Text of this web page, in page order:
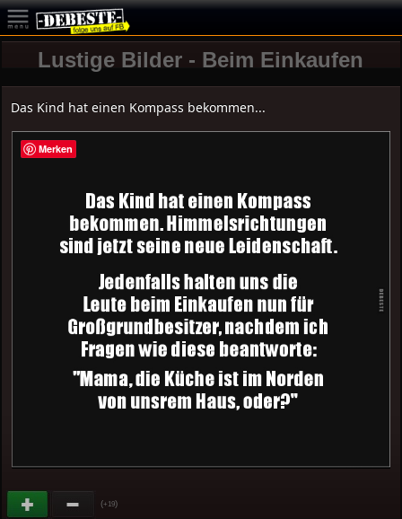
Lustige Bilder - Beim Einkaufen
Das Kind hat einen Kompass bekommen...
(+19)
Merken